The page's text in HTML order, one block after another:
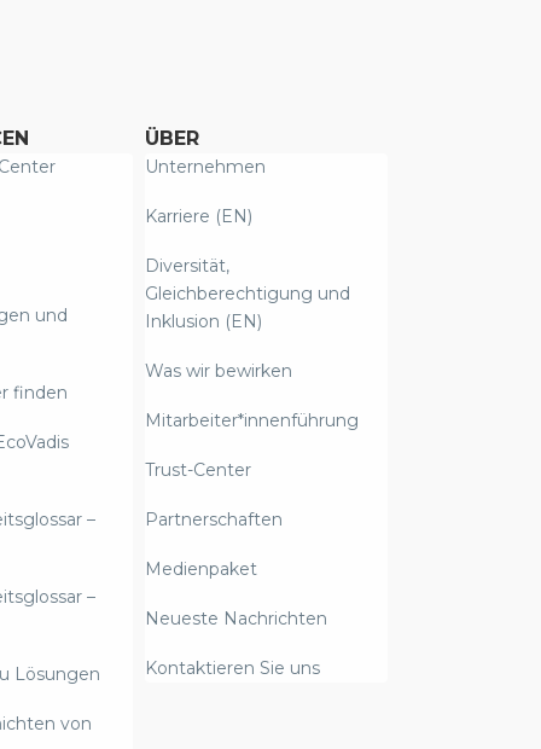
und
finden
–
–
Lösungen
von
ÜBER
Unternehmen
Karriere (EN)
Diversität,
Gleichberechtigung und
Inklusion (EN)
Was wir bewirken
Mitarbeiter*innenführung
Trust-Center
Partnerschaften
Medienpaket
Neueste Nachrichten
Kontaktieren Sie uns